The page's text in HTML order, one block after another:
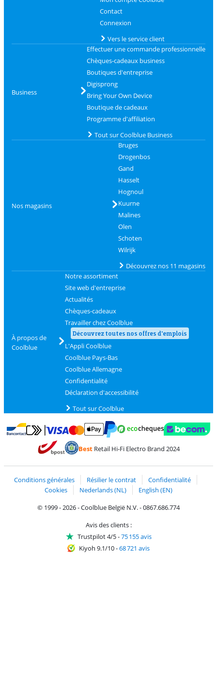
Contact
Connexion
Vers le service client
Business
Effectuer une commande professionnelle
Chèques-cadeaux business
Boutiques d'entreprise
Digisprong
Bring Your Own Device
Boutique de cadeaux
Programme d'affiliation
Tout sur Coolblue Business
Nos magasins
Bruges
Drogenbos
Gand
Hasselt
Hognoul
Kuurne
Malines
Olen
Schoten
Wilrijk
Découvrez nos 11 magasins
À propos de
Coolblue
Notre assortiment
Site web d'entreprise
Actualités
Chèques-cadeaux
Travailler chez Coolblue
Découvrez toutes nos offres d'emplois
L'Appli Coolblue
Coolblue Pays-Bas
Coolblue Allemagne
Confidentialité
Déclaration d'accessibilité
Tout sur Coolblue
Payer avec Bancontact
Payer avec MasterCard et Visa via ClickToPay
Payer avec PayPal
BestRetail Hi-Fi Electro Brand 2024
Conditions générales Résilier le contrat
Confidentialité
Cookies
Nederlands (NL)
English (EN)
© 1999 - 2026 - Coolblue België N.V. - 0867.686.774
Avis des clients :
Trustpilot 4/5-75 155 avis
Kiyoh 9.1/10-68 721 avis